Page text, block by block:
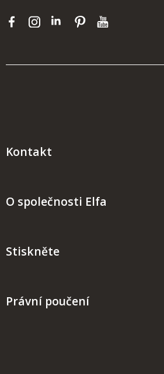
Kontakt
O společnosti Elfa
Stiskněte
Právní poučení